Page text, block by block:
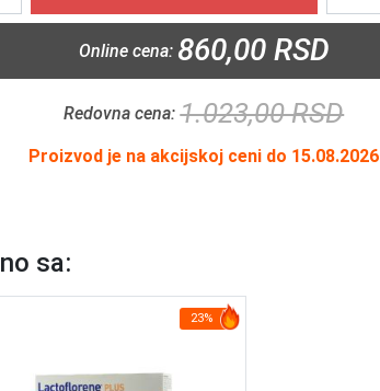
Online cena: 860,00 RSD
Redovna cena:1.023,00 RSD
Proizvod je na akcijskoj ceni do 15.08.2026
sa:
23%